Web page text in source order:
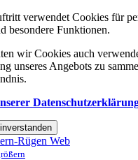
verwendet Cookies für
besondere Funktionen.
wir Cookies auch
unseres Angebots zu